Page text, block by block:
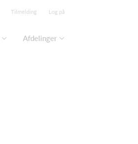
Tilmelding Log på
Afdelinger